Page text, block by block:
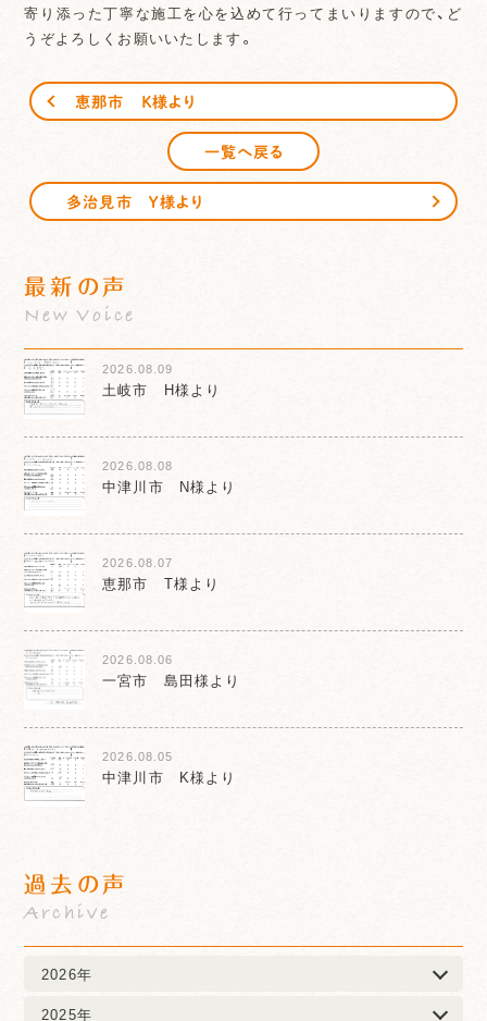
寄り添った丁寧な施工を心を込めて行ってまいりますので、ど
うぞよろしくお願いいたします。
恵那市 Ｋ様より
一覧へ戻る
多治見市 Ｙ様より
最新の声
New Voice
2026.08.09
土岐市 H様より
2026.08.08
中津川市 N様より
2026.08.07
恵那市 T様より
2026.08.06
一宮市 島田様より
2026.08.05
中津川市 K様より
過去の声
Archive
2026年
2025年